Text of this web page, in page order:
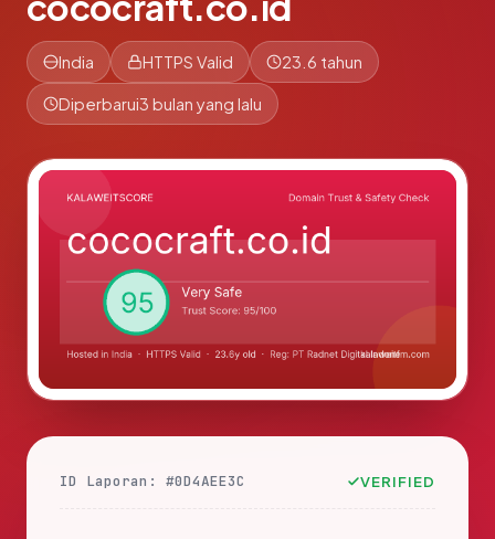
India HTTPS Valid 23.6 tahun
Diperbarui3 bulan yang lalu
ID Laporan: #0D4AEE3C VERIFIED